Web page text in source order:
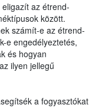
az étrend-
között.
számít-e az étrend-
e engedélyeztetés,
és hogyan
ilyen jellegű
a fogyasztókat